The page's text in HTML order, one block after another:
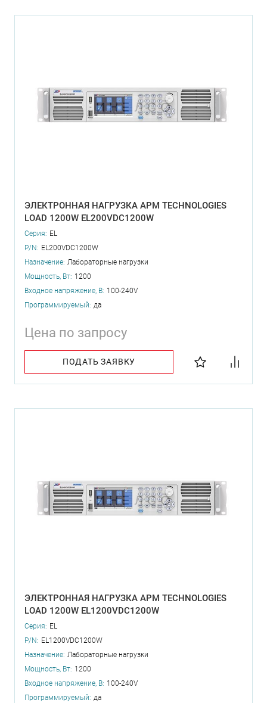
ЭЛЕКТРОННАЯ НАГРУЗКА APM TECHNOLOGIES
LOAD 1200W EL200VDC1200W
Серия: EL
P/N: EL200VDC1200W
Назначение: Лабораторные нагрузки
Мощность, Вт: 1200
Входное напряжение, В: 100-240V
Программируемый: да
Цена по запросу
ПОДАТЬ ЗАЯВКУ
ЭЛЕКТРОННАЯ НАГРУЗКА APM TECHNOLOGIES
LOAD 1200W EL1200VDC1200W
Серия: EL
P/N: EL1200VDC1200W
Назначение: Лабораторные нагрузки
Мощность, Вт: 1200
Входное напряжение, В: 100-240V
Программируемый: да